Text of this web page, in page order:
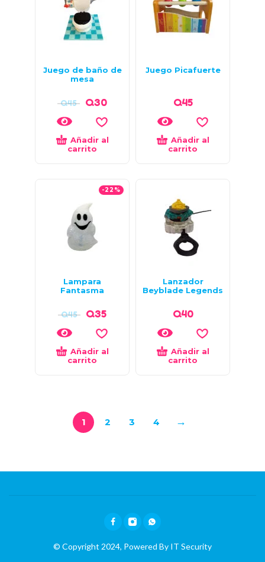
Juego de baño de
mesa
Q45 Q30
Añadir al
carrito
Juego Picafuerte
Q45
Añadir al
carrito
-22%
Lampara
Fantasma
Q45 Q35
Añadir al
carrito
Lanzador
Beyblade Legends
Q40
Añadir al
carrito
1 2 3 4 →
© Copyright 2024, Powered By IT Security